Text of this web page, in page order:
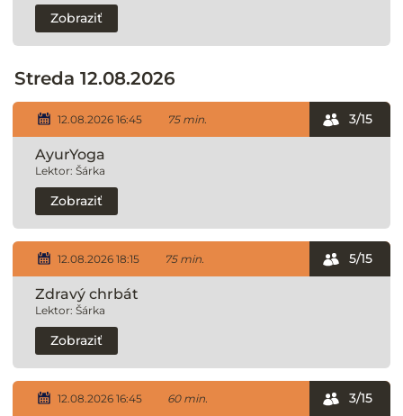
Zobraziť
Streda 12.08.2026
12.08.2026 16:45 75 min.
AyurYoga
Lektor: Šárka
3/15
Zobraziť
12.08.2026 18:15 75 min.
Zdravý chrbát
Lektor: Šárka
5/15
Zobraziť
12.08.2026 16:45 60 min. 3/15